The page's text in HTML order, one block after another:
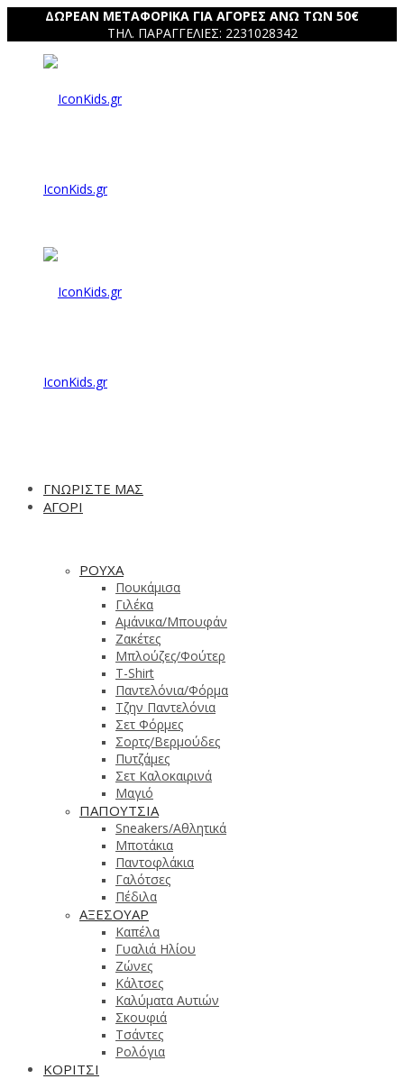
ΔΩΡΕΑΝ ΜΕΤΑΦΟΡΙΚΑ ΓΙΑ ΑΓΟΡΕΣ ΑΝΩ ΤΩΝ 50€
ΤΗΛ. ΠΑΡΑΓΓΕΛΙΕΣ: 2231028342
IconKids.gr
IconKids.gr
ΓΝΩΡΙΣΤΕ ΜΑΣ
ΑΓΟΡΙ
ΡΟΥΧΑ
Πουκάμισα
Γιλέκα
Αμάνικα/Μπουφάν
Ζακέτες
Μπλούζες/Φούτερ
T-Shirt
Παντελόνια/Φόρμα
Τζην Παντελόνια
Σετ Φόρμες
Σορτς/Βερμούδες
Πυτζάμες
Σετ Καλοκαιρινά
Μαγιό
ΠΑΠΟΥΤΣΙΑ
Sneakers/Aθλητικά
Μποτάκια
Παντοφλάκια
Γαλότσες
Πέδιλα
ΑΞΕΣΟΥΑΡ
Καπέλα
Γυαλιά Ηλίου
Ζώνες
Κάλτσες
Καλύματα Αυτιών
Σκουφιά
Τσάντες
Ρολόγια
ΚΟΡΙΤΣΙ